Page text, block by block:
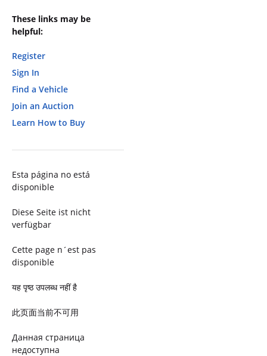
These links may be
helpful:
Register
Sign In
Find a Vehicle
Join an Auction
Learn How to Buy
Esta página no está
disponible
Diese Seite ist nicht
verfügbar
Cette page n´est pas
disponible
यह पृष्ठ उपलब्ध नहीं है
此页面当前不可用
Данная страница
недоступна